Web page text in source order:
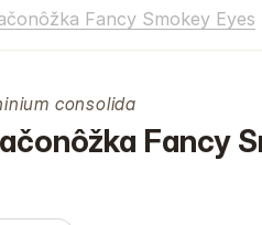
Fancy Smokey Eyes
consolida
Fancy